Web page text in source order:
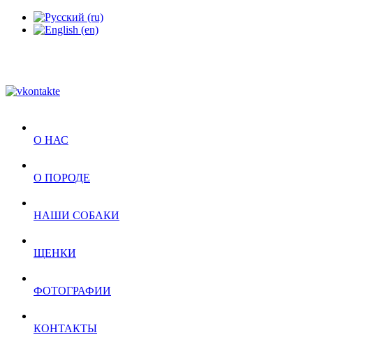
О НАС
О ПОРОДЕ
НАШИ СОБАКИ
ЩЕНКИ
ФОТОГРАФИИ
КОНТАКТЫ